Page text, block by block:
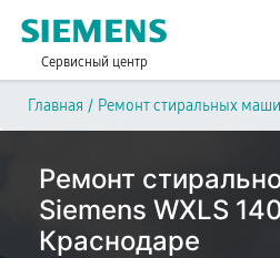
Сервисный центр
Главная / Ремонт стиральных
Ремонт
Siemens WXLS
Краснодаре